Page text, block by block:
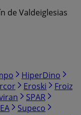
de Valdeiglesias
HiperDino
Eroski
Froiz
SPAR
Supeco